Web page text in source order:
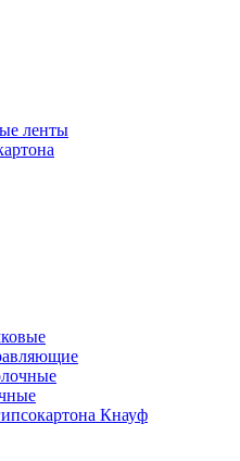
ленты
Кнауф